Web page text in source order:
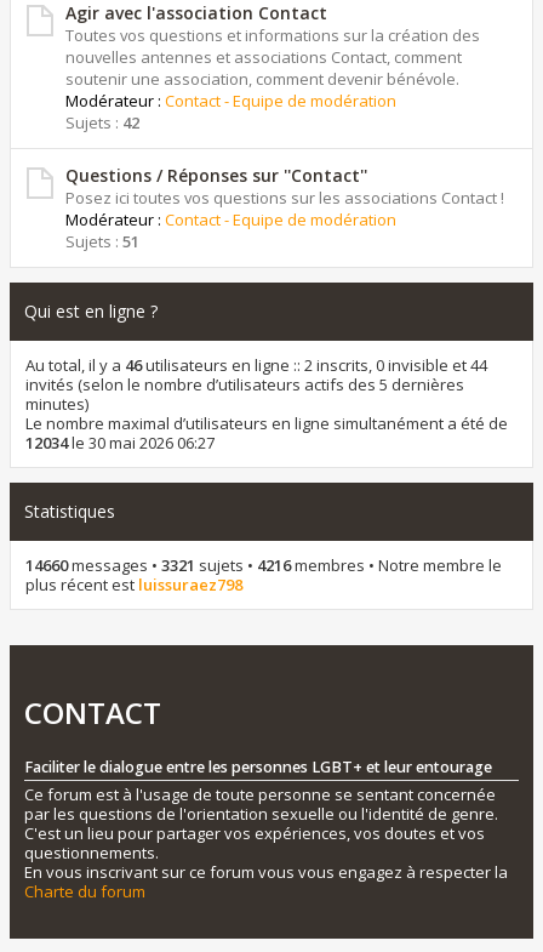
Agir avec l'association Contact
Toutes vos questions et informations sur la création des
nouvelles antennes et associations Contact, comment
soutenir une association, comment devenir bénévole.
Modérateur : Contact - Equipe de modération
Sujets : 42
Questions / Réponses sur ''Contact''
Posez ici toutes vos questions sur les associations Contact !
Modérateur : Contact - Equipe de modération
Sujets : 51
Qui est en ligne ?
Au total, il y a 46utilisateurs en ligne :: 2 inscrits, 0 invisible et 44
invités (selon le nombre d’utilisateurs actifs des 5 dernières
minutes)
Le nombre maximal d’utilisateurs en ligne simultanément a été de
12034le 30 mai 2026 06:27
Statistiques
14660messages • 3321 sujets • 4216membres • Notre membre le
plus récent est luissuraez798
CONTACT
Faciliter le dialogue entre les personnes LGBT+ et leur entourage
Ce forum est à l'usage de toute personne se sentant concernée
par les questions de l'orientation sexuelle ou l'identité de genre.
C'est un lieu pour partager vos expériences, vos doutes et vos
questionnements.
En vous inscrivant sur ce forum vous vous engagez à respecter la
Charte du forum